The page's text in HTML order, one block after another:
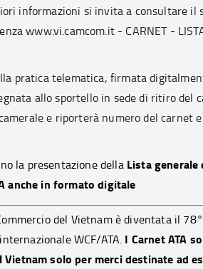
informazioni si invita a consultare il
www.vi.camcom.it - CARNET -
pratica telematica, firmata
allo sportello in sede di ritiro del
e riporterà numero del carnet
la presentazione della Lista generale
anche in formato digitale
del Vietnam è diventata il 78°
WCF/ATA. I Carnet ATA
solo per merci destinate ad